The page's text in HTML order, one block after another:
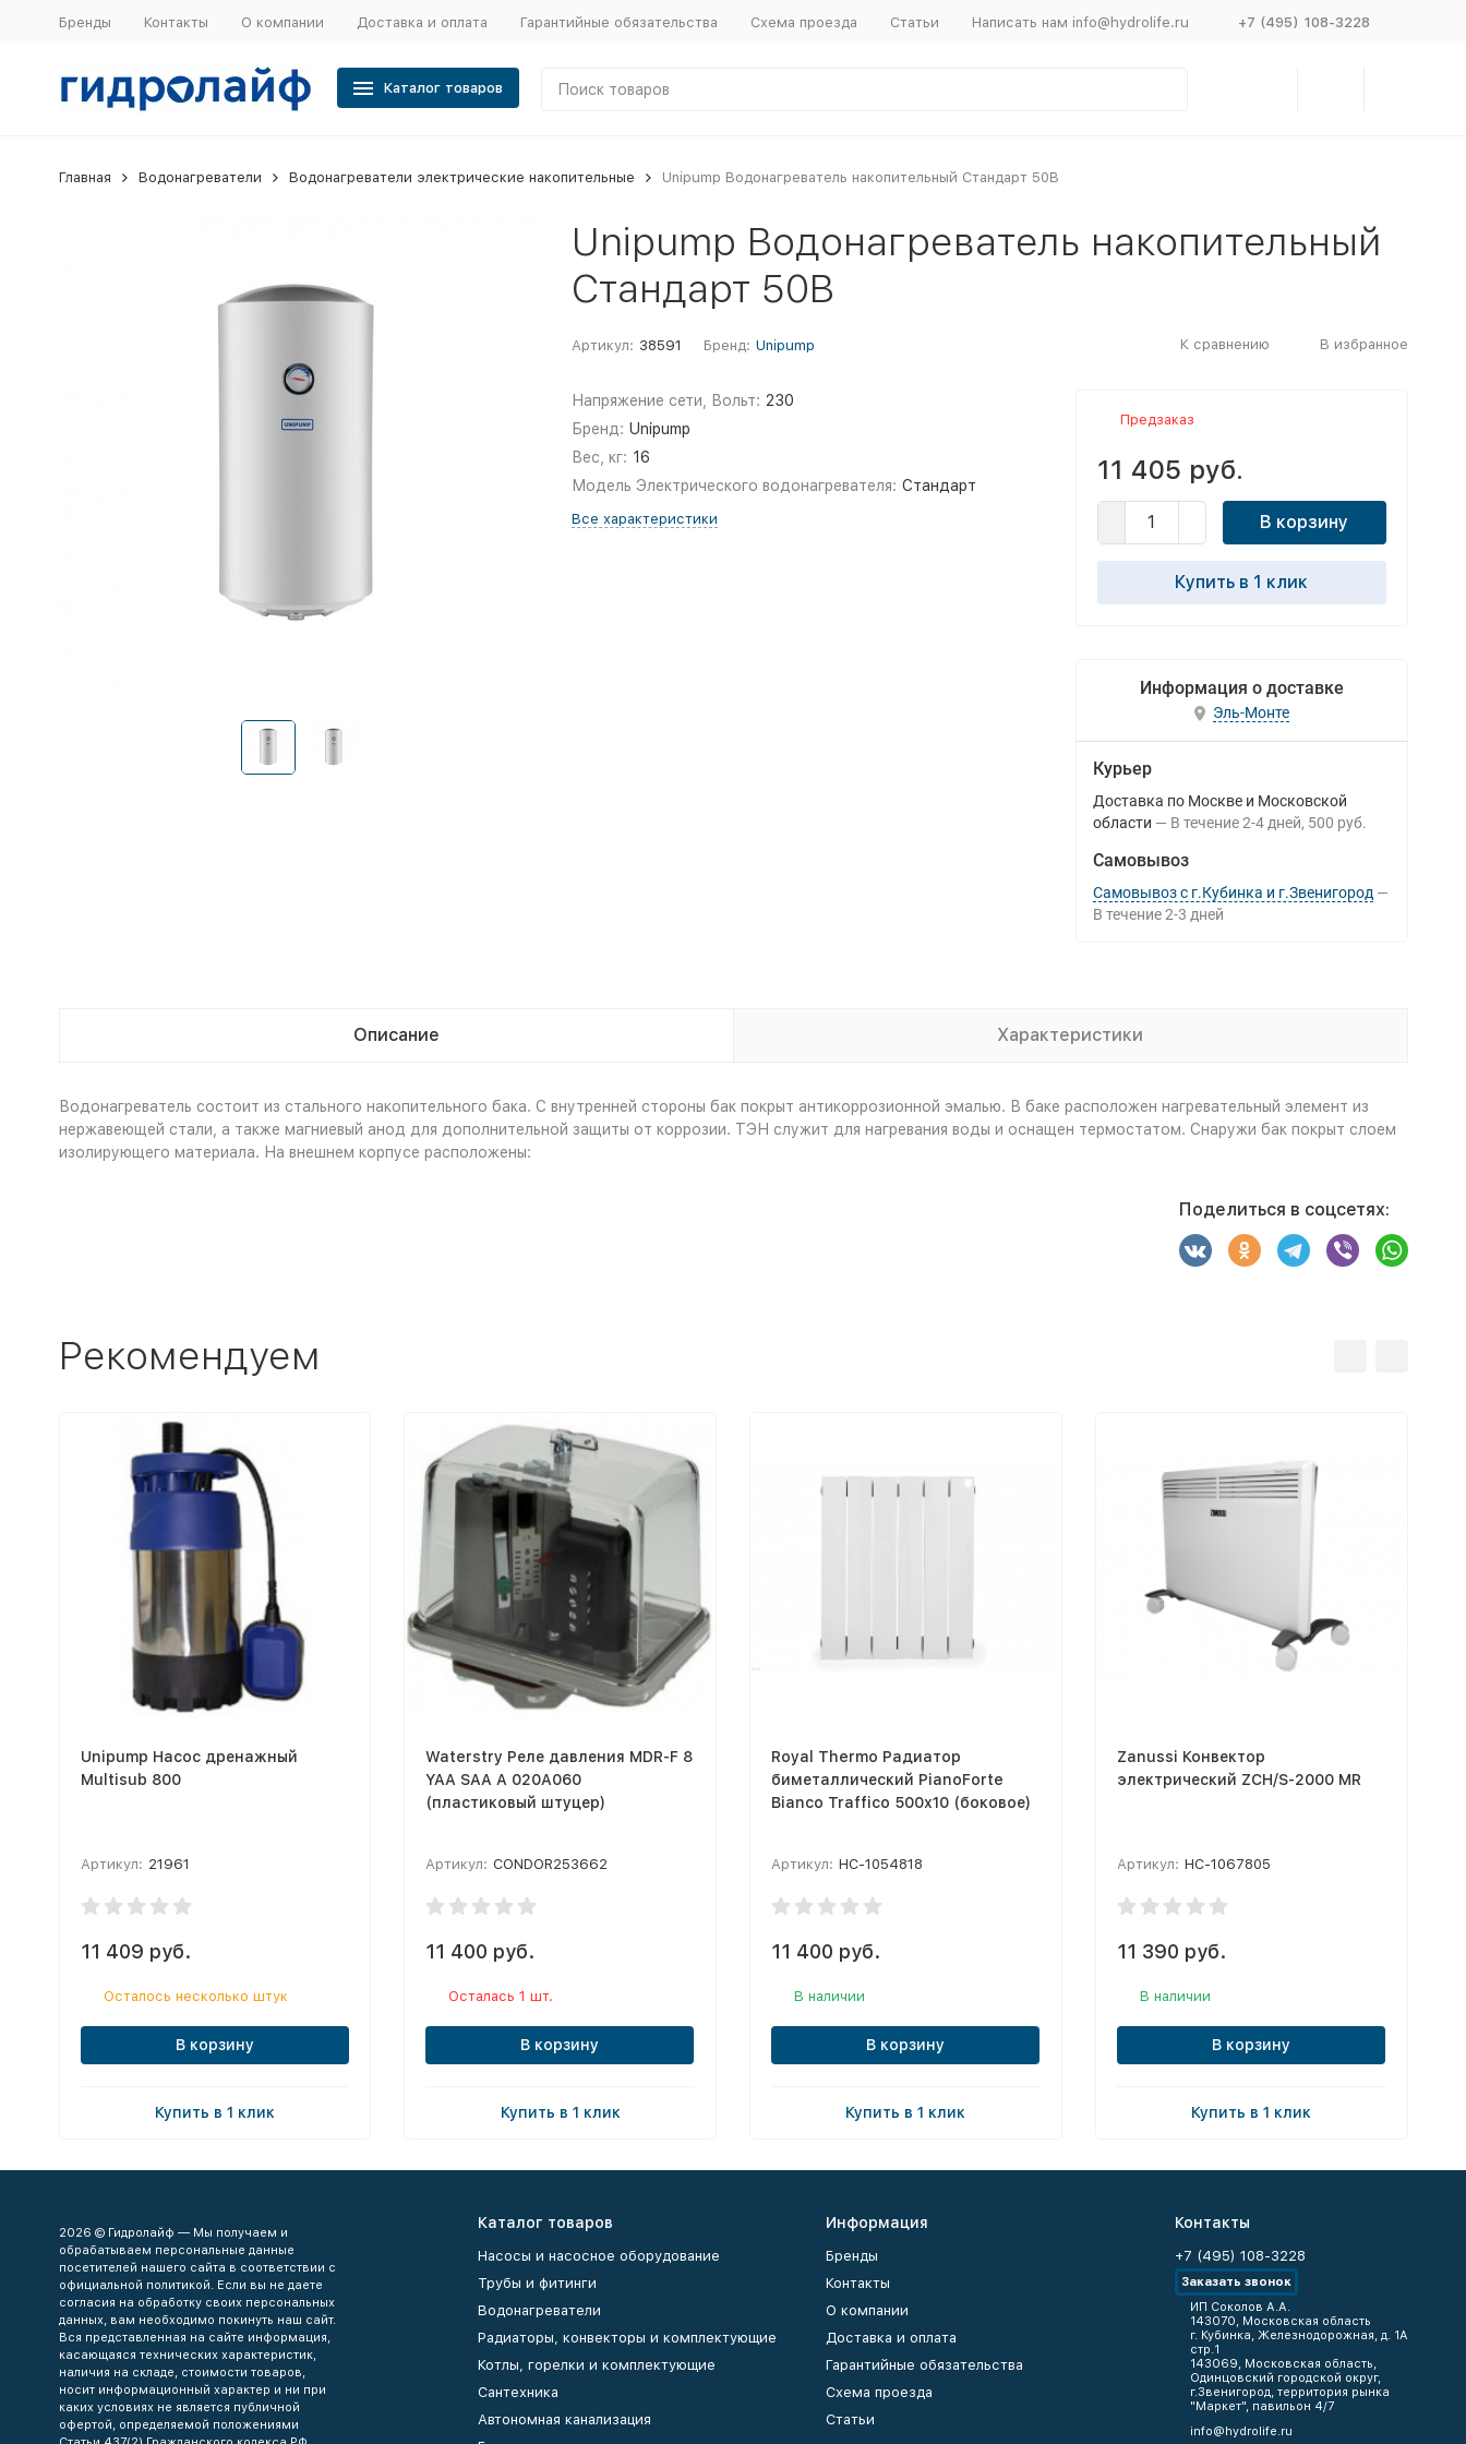
Бренды Контакты О компании Доставка и оплата Гарантийные обязательства Схема проезда Статьи Написать нам info@hydrolife.ru +7 (495) 108-3228
Каталог товаров
Главная Водонагреватели Водонагреватели электрические накопительные Unipump Водонагреватель накопительный Стандарт 50В
Unipump Водонагреватель накопительный
Стандарт 50В
Артикул: 38591 Бренд: Unipump К сравнению В избранное
Напряжение сети, Вольт: 230
Бренд: Unipump
Вес, кг: 16
Модель Электрического водонагревателя: Стандарт
Все характеристики
Предзаказ
11 405 руб.
В корзину
Купить в 1 клик
Информация о доставке
Эль-Монте
Курьер
Доставка по Москве и Московской
области
В течение 2-4 дней 500 руб.
Самовывоз
Самовывоз с г.Кубинка и г.Звенигород
В течение 2-3 дней
Описание Характеристики
Водонагреватель состоит из стального накопительного бака. С внутренней стороны бак покрыт антикоррозионной эмалью. В баке расположен нагревательный элемент из
нержавеющей стали, а также магниевый анод для дополнительной защиты от коррозии. ТЭН служит для нагревания воды и оснащен термостатом. Снаружи бак покрыт слоем
изолирующего материала. На внешнем корпусе расположены:
Поделиться в соцсетях:
Рекомендуем
Unipump Насос дренажный
Multisub 800
Артикул: 21961
11 409 руб.
Осталось несколько штук
В корзину
Купить в 1 клик
Waterstry Реле давления MDR-F 8
YAA SAA A 020A060
(пластиковый штуцер)
Артикул: CONDOR253662
11 400 руб.
Осталась 1 шт.
В корзину
Купить в 1 клик
Royal Thermo Радиатор
биметаллический PianoForte
Bianco Traffico 500х10 (боковое)
Артикул: НС-1054818
11 400 руб.
В наличии
В корзину
Купить в 1 клик
Zanussi Конвектор
электрический ZCH/S-2000 MR
Артикул: НС-1067805
11 390 руб.
В наличии
В корзину
Купить в 1 клик
2026 © Гидролайф — Мы получаем и
обрабатываем персональные данные
посетителей нашего сайта в соответствии с
официальной политикой. Если вы не даете
согласия на обработку своих персональных
данных, вам необходимо покинуть наш сайт.
Вся представленная на сайте информация,
касающаяся технических характеристик,
наличия на складе, стоимости товаров,
носит информационный характер и ни при
каких условиях не является публичной
офертой, определяемой положениями
Каталог товаров
Насосы и насосное оборудование
Трубы и фитинги
Водонагреватели
Радиаторы, конвекторы и комплектующие
Котлы, горелки и комплектующие
Сантехника
Автономная канализация
Информация
Бренды
Контакты
О компании
Доставка и оплата
Гарантийные обязательства
Схема проезда
Статьи
Контакты
+7 (495) 108-3228
Заказать звонок
ИП Соколов А.А.
143070, Московская область
г. Кубинка, Железнодорожная, д. 1А
стр.1
143069, Московская область,
Одинцовский городской округ,
г.Звенигород, территория рынка
"Маркет", павильон 4/7
info@hydrolife.ru